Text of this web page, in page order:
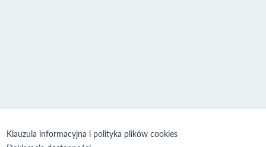
Klauzula informacyjna i polityka plików cookies